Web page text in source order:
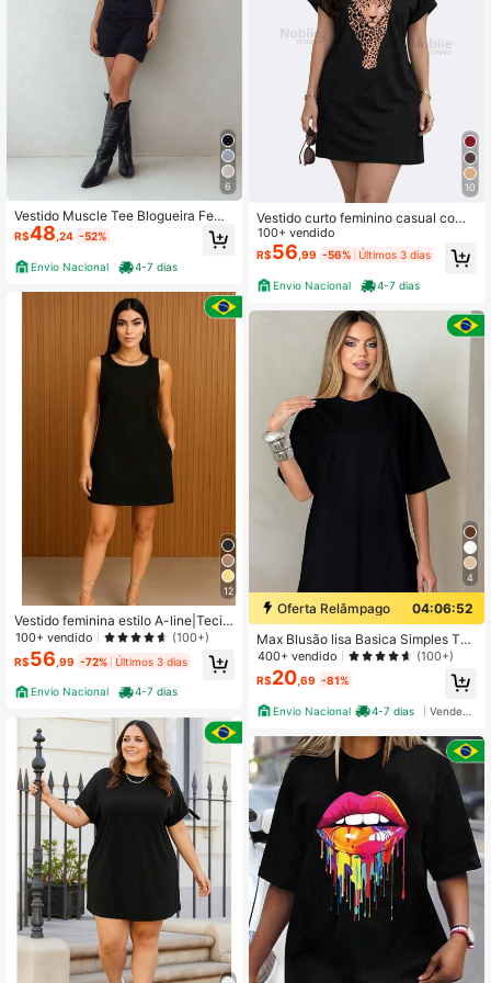
6
Vestido Muscle Tee Blogueira Femi
nino Algodão Curto Confort
R$48 ,24 -52%
Envio Nacional 4-7 dias
12
Vestido feminina estilo A-line|Tecid
o alfaiataria premium|Várias cores,
elegante e moderna com bolso
100+ vendido (100+)
R$56 ,99 -72% Últimos 3 dias
Envio Nacional 4-7 dias
10
Vestido curto feminino casual com
estampa de leopardo, manga curta
e gola redonda.
100+ vendido
R$56 ,99 -56% Últimos 3 dias
Envio Nacional 4-7 dias
4
Oferta Relâmpago
04:06:51
Max Blusão lisa Basica Simples Tec
ido de malha
400+ vendido (100+)
R$20 ,69 -81%
Envio Nacional 4-7 dias